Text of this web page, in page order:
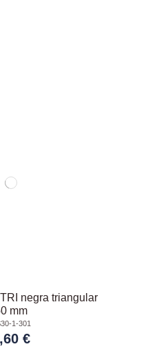
negra triangular
mm
1-301
€